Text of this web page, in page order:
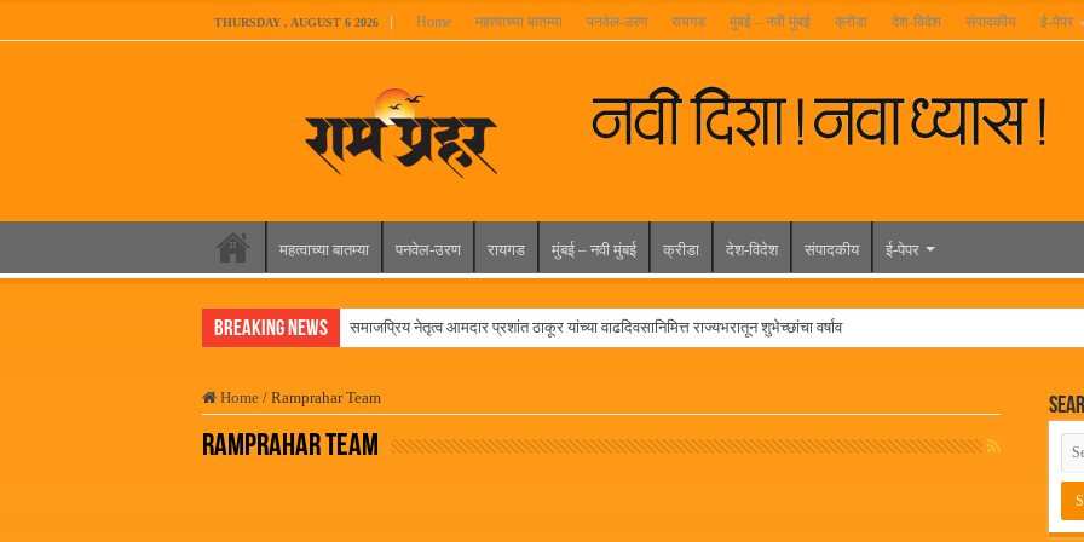
THURSDAY , AUGUST 6 2026 Home महत्वाच्या बातम्या पनवेल-उरण रायगड मुंबई – नवी मुंबई क्रीडा देश-विदेश संपादकीय ई-पेपर
महत्वाच्या बातम्या पनवेल-उरण रायगड मुंबई – नवी मुंबई क्रीडा देश-विदेश संपादकीय ई-पेपर
Breaking News समाजप्रिय नेतृत्व आमदार प्रशांत ठाकूर यांच्या वाढदिवसानिमित्त राज्यभरातून शुभेच्छांचा वर्षाव
सर्वात मोठ्या दिवाळी अंक स्पर्धेचा निकाल जाहीर
जनार्दन भगत शिक्षण प्रसारक संस्थेच्या मुख्य प्रशासकीय कार्यालयासह भव्य मूट कोर्टचे बुधवारी उद्घाटन
Home / Ramprahar Team
Ramprahar Team